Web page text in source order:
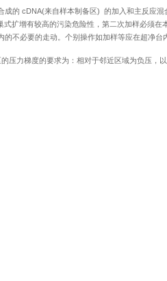
成的 cDNA(来自样本制备区) 的加入和主反应
扩增有较高的污染危险性，第二次加样必须在
不必要的走动。个别操作如加样等应在超净台
压力梯度的要求为：相对于邻近区域为负压，